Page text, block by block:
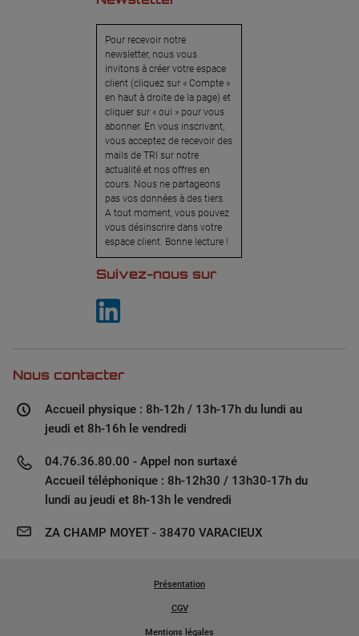
Pour recevoir notre
newsletter, nous vous
invitons à créer votre espace
client (cliquez sur « Compte »
en haut à droite de la page) et
cliquer sur « oui » pour vous
abonner. En vous inscrivant,
vous acceptez de recevoir des
mails de TRI sur notre
actualité et nos offres en
cours. Nous ne partageons
pas vos données à des tiers.
A tout moment, vous pouvez
vous désinscrire dans votre
espace client. Bonne lecture !
Suivez-nous sur
Nous contacter
Accueil physique : 8h-12h / 13h-17h du lundi au
jeudi et 8h-16h le vendredi
04.76.36.80.00 - Appel non surtaxé
Accueil téléphonique : 8h-12h30 / 13h30-17h du
lundi au jeudi et 8h-13h le vendredi
ZA CHAMP MOYET - 38470 VARACIEUX
Présentation
CGV
Mentions légales